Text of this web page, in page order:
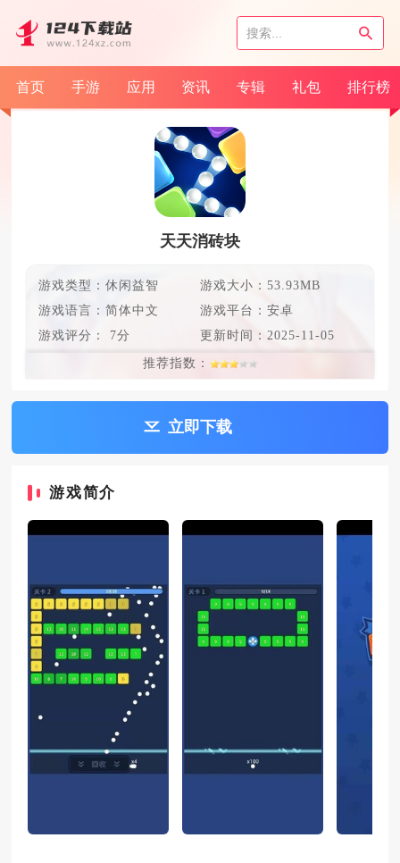
首页 手游 应用 资讯 专辑 礼包 排行榜
天天消砖块
游戏类型：休闲益智
游戏大小：53.93MB
游戏语言： 简体中文
游戏平台：安卓
游戏评分： 7分 更新时间： 2025-11-05
推荐指数：
立即下载
游戏简介